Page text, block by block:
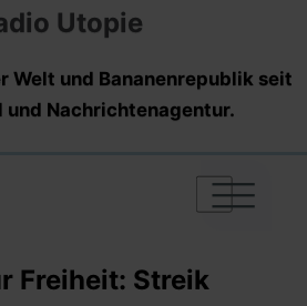
Utopie
Welt und Bananenrepublik seit
Nachrichtenagentur.
|
|
|
Freiheit: Streik